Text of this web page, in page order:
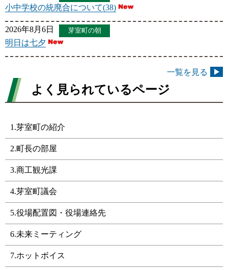
小中学校の統廃合について(38)
2026年8月6日 芽室町の朝
明日は七夕
一覧を見る
よく見られているページ
1.芽室町の紹介
2.町長の部屋
3.商工観光課
4.芽室町議会
5.役場配置図・役場連絡先
6.未来ミーティング
7.ホットボイス